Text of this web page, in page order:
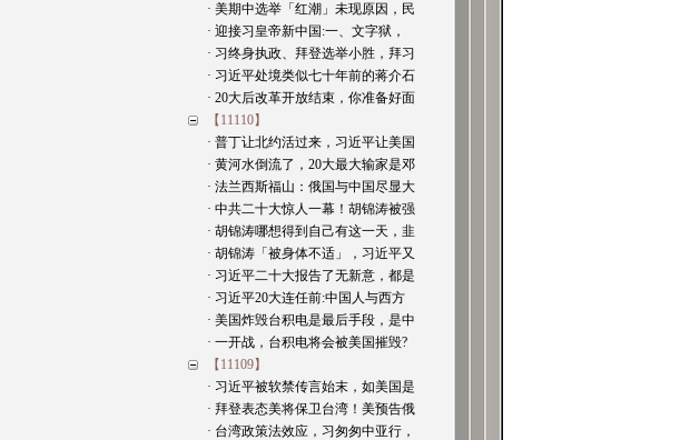
· 美期中选举「红潮」未现原因，民
· 迎接习皇帝新中国:一、文字狱，
· 习终身执政、拜登选举小胜，拜习
· 习近平处境类似七十年前的蒋介石
· 20大后改革开放结束，你准备好面
【11110】
· 普丁让北约活过来，习近平让美国
· 黄河水倒流了，20大最大输家是邓
· 法兰西斯福山：俄国与中国尽显大
· 中共二十大惊人一幕！胡锦涛被强
· 胡锦涛哪想得到自己有这一天，韭
· 胡锦涛「被身体不适」，习近平又
· 习近平二十大报告了无新意，都是
· 习近平20大连任前:中国人与西方
· 美国炸毁台积电是最后手段，是中
· 一开战，台积电将会被美国摧毁?
【11109】
· 习近平被软禁传言始末，如美国是
· 拜登表态美将保卫台湾！美预告俄
· 台湾政策法效应，习匆匆中亚行，